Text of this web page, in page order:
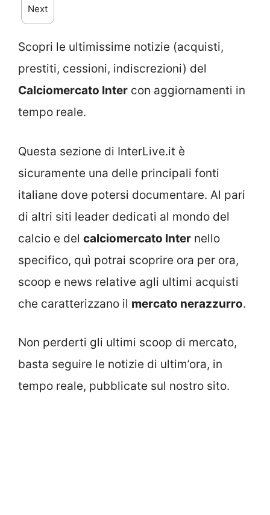
Next
Scopri le ultimissime notizie (acquisti,
prestiti, cessioni, indiscrezioni) del
Calciomercato Inter con aggiornamenti in
tempo reale.
Questa sezione di InterLive.it è
sicuramente una delle principali fonti
italiane dove potersi documentare. Al pari
di altri siti leader dedicati al mondo del
calcio e del calciomercato Inter nello
specifico, quì potrai scoprire ora per ora,
scoop e news relative agli ultimi acquisti
che caratterizzano il mercato nerazzurro.
Non perderti gli ultimi scoop di mercato,
basta seguire le notizie di ultim’ora, in
tempo reale, pubblicate sul nostro sito.